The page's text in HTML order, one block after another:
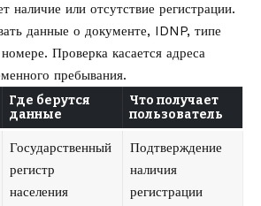
наличие или отсутствие регистрации.
данные о документе, IDNP, типе
Проверка касается адреса
пребывания.
Где берутся
данные
Что получает
пользователь
Государственный
регистр
населения
Подтверждение
наличия
регистрации